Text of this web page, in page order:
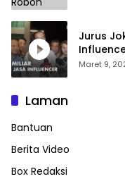
Jurus
Maret 9,
Laman
Bantuan
Berita Video
Box Redaksi